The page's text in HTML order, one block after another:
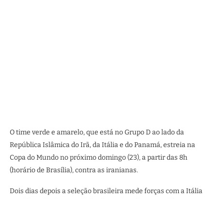
O time verde e amarelo, que está no Grupo D ao lado da
República Islâmica do Irã, da Itália e do Panamá, estreia na
Copa do Mundo no próximo domingo (23), a partir das 8h
(horário de Brasília), contra as iranianas.
Dois dias depois a seleção brasileira mede forças com a Itália